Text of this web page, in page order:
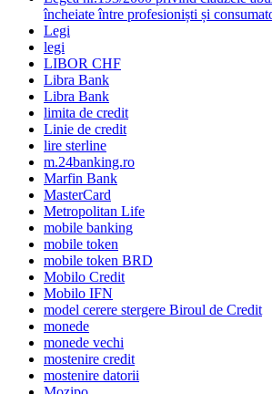
încheiate între profesioniști și
Legi
legi
LIBOR CHF
Libra Bank
Libra Bank
limita de credit
Linie de credit
lire sterline
m.24banking.ro
Marfin Bank
MasterCard
Metropolitan Life
mobile banking
mobile token
mobile token BRD
Mobilo Credit
Mobilo IFN
model cerere stergere Biroul de Credit
monede
monede vechi
mostenire credit
mostenire datorii